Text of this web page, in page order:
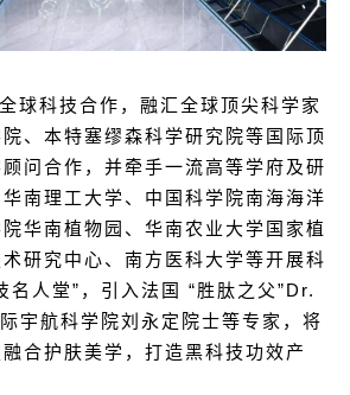
科技合作，融汇全球顶尖科学家
、本特塞缪森科学研究院等国际顶
问合作，并牵手一流高等学府及研
南理工大学、中国科学院南海海洋
华南植物园、华南农业大学国家植
研究中心、南方医科大学等开展科
名人堂”，引入法国 “胜肽之父”Dr.
宇航科学院刘永定院士等专家，将
合护肤美学，打造黑科技功效产